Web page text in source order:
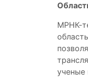
МРНК-
ученые